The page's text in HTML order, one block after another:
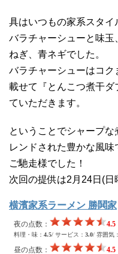
具はいつもの家系スタイ
バラチャーシューと味玉
ねぎ、青ネギでした。
バラチャーシューはコク
載せて『とんこつ煮干ダ
ていただきます。
ということでシャープ
レンドされた豊かな風味
ご馳走様でした！
次回の提供は2月24日(日
横濱家系ラーメン 勝鬨家